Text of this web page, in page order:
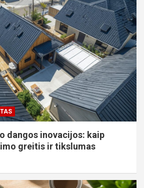
dangos inovacijos: kaip
greitis ir tikslumas